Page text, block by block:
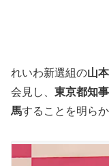
れいわ新選組の山
会見し、 東京都知
馬することを明らか